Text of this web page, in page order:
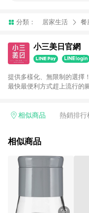
分類： 居家生活 餐
小三美日官網
提供多樣化、無限制的選擇
最快最便利方式趕上流行的
天前後發送 3.使用小三美日
皆不計入點數回饋，依扣除
(折價券或全館滿額折)及50
讓金額，得最終金額400元
達免運門檻運費60元，使
元美幣，實際回饋金額需
320元贈點。 例3：訂單總
費，因未達原設定之免運門
相似商品 熱銷排行
相似商品